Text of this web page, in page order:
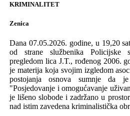
KRIMINALITET
Zenica
Dana 07.05.2026. godine, u 19,20
od strane
službenika Policijske
pregledom lica J.T., rođenog 2006.
je materijakoja svojim izgledom
postojanjaosnova sumnje da
"Posjedovanje i omogućavanje
jelišeno slobode i zadržano u
nad istim zavedena kriminalistička